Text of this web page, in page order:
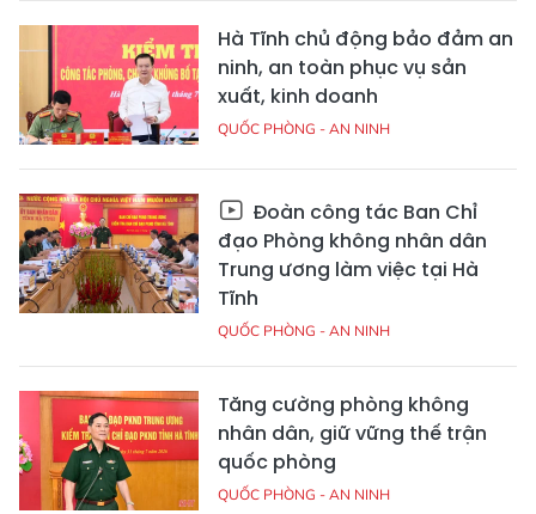
Hà Tĩnh chủ động bảo đảm an
ninh, an toàn phục vụ sản
xuất, kinh doanh
QUỐC PHÒNG - AN NINH
Đoàn công tác Ban Chỉ
đạo Phòng không nhân dân
Trung ương làm việc tại Hà
Tĩnh
QUỐC PHÒNG - AN NINH
Tăng cường phòng không
nhân dân, giữ vững thế trận
quốc phòng
QUỐC PHÒNG - AN NINH